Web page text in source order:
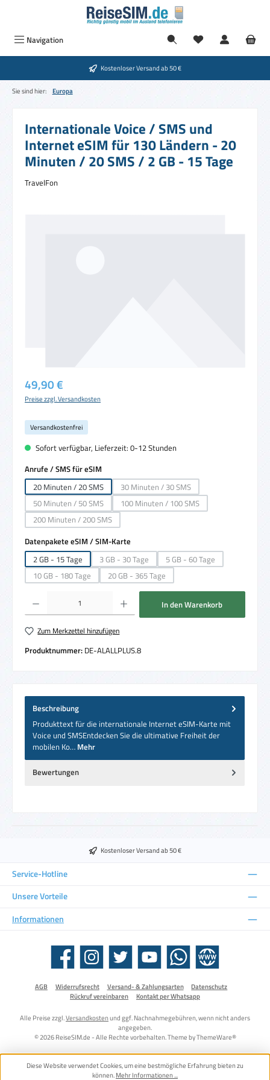
Zum Hauptinhalt springen
Navigation Du hast 0
Kostenloser Versand ab 50 €
Sie sind hier: Europa
Internationale Voice / SMS und
Internet eSIM für 130 Ländern - 20
Minuten / 20 SMS / 2 GB - 15 Tage
TravelFon
Regulärer Preis:
49,90 €
Preise zzgl. Versandkosten
Versandkostenfrei
Sofort verfügbar, Lieferzeit: 0-12 Stunden
Anrufe / SMS für eSIM
20 Minuten / 20 SMS
30 Minuten / 30 SMS(Diese Option ist zurzeit nicht verfügbar.)
50 Minuten / 50 SMS(Diese Option ist zurzeit nicht verfügbar.)
100 Minuten / 100 SMS(Diese Option ist zurzeit nicht
200 Minuten / 200 SMS(Diese Option ist zurzeit nicht verfügbar.)
Datenpakete eSIM / SIM-Karte
2 GB - 15 Tage
3 GB - 30 Tage(Diese Option ist zurzeit nicht verfügbar.)
5 GB - 60 Tage(Diese Option ist zurzeit
10 GB - 180 Tage(Diese Option ist zurzeit nicht verfügbar.)
20 GB - 365 Tage(Diese Option ist zurzeit nicht verfügbar.)
Produkt Anzahl: Gib den gewünschten Wert ein oder benutze die Schaltflächen um
In den Warenkorb
Zum Merkzettel hinzufügen
Produktnummer: DE-ALALLPLUS.8
Beschreibung
Produkttext für die internationale Internet eSIM-Karte mit
Voice und SMSEntdecken Sie die ultimative Freiheit der
mobilen Ko… Mehr
Bewertungen
Kostenloser Versand ab 50 €
Service-Hotline
Unsere Vorteile
Informationen
Facebook Instagram Twitter YouTube WhatsApp Website
AGB Widerrufsrecht Versand- & Zahlungsarten
Datenschutz
Rückruf vereinbaren
Kontakt per Whatsapp
Alle Preise zzgl.Versandkostenund ggf. Nachnahmegebühren, wenn nicht anders
angegeben.
© 2026 ReiseSIM.de - Alle Rechte vorbehalten. Theme byThemeWare®
Diese Website verwendet Cookies, um eine bestmögliche Erfahrung bieten zu
können.Mehr Informationen ...